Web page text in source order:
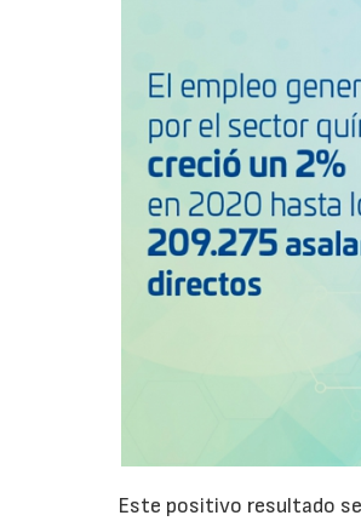
Este positivo resultado